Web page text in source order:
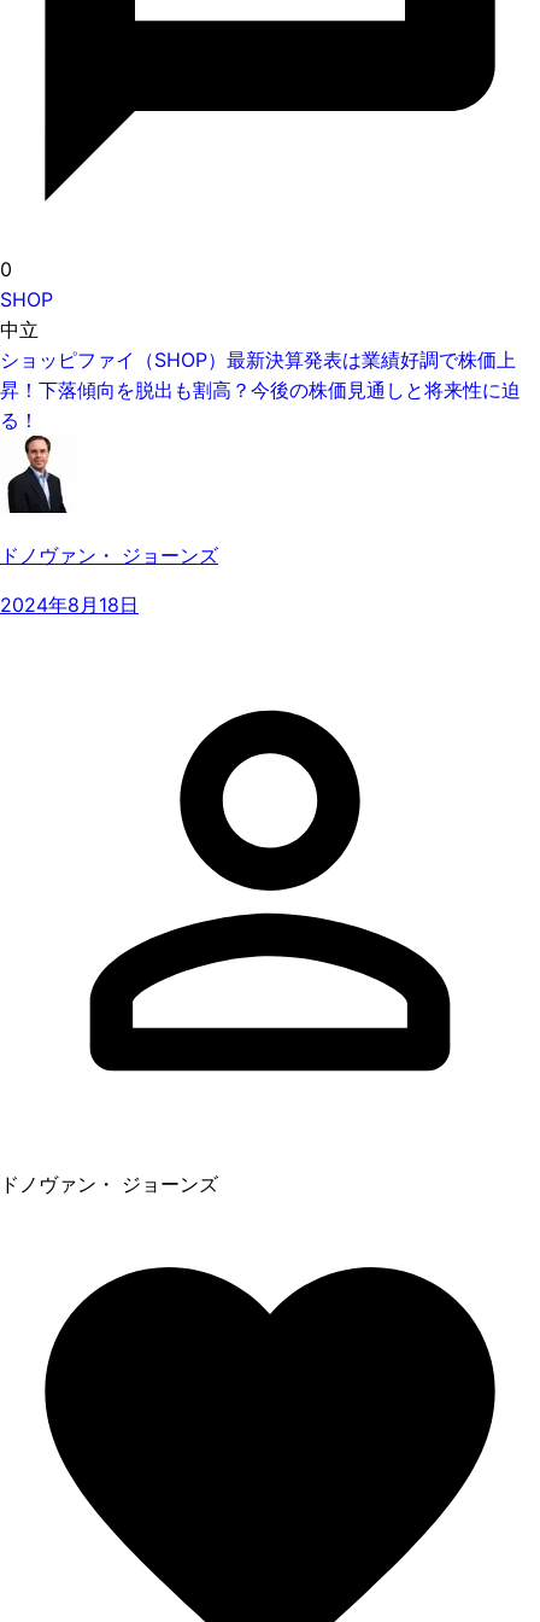
0
SHOP
中立
ショッピファイ（SHOP）最新決算発表は業績好調で株価上
昇！下落傾向を脱出も割高？今後の株価見通しと将来性に迫
る！
ドノヴァン・ ジョーンズ
2024年8月18日
ドノヴァン・ ジョーンズ